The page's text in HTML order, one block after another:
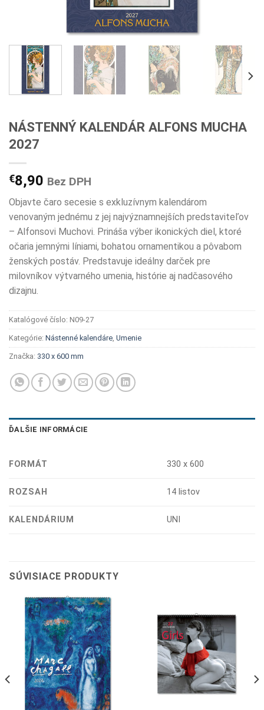
NÁSTENNÝ KALENDÁR ALFONS MUCHA
2027
€8,90 Bez DPH
Objavte čaro secesie s exkluzívnym kalendárom
venovaným jednému z jej najvýznamnejších predstaviteľov
– Alfonsovi Muchovi. Prináša výber ikonických diel, ktoré
očaria jemnými líniami, bohatou ornamentikou a pôvabom
ženských postáv. Predstavuje ideálny darček pre
milovníkov výtvarného umenia, histórie aj nadčasového
dizajnu.
Katalógové číslo: N09-27
Kategórie: Nástenné kalendáre Umenie
Značka: 330 x 600 mm
ĎALŠIE INFORMÁCIE
FORMÁT 330 x 600
ROZSAH 14 listov
KALENDÁRIUM UNI
SÚVISIACE PRODUKTY